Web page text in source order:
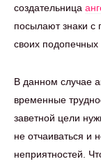
создательница
посылают знаки
своих подопечных
В данном случае
временные
заветной цели
не отчаиваться и
неприятностей.